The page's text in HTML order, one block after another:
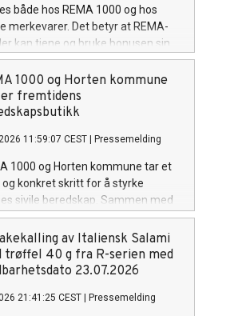
både hos REMA 1000 og hos
merkevarer. Det betyr at REMA-
kan tjene og bruke bonusen sin
fra dagligvarer til bilvask, hotell og
1000 og Horten kommune
fremtidens
11:59:07 CEST Pressemelding
1000 og Horten kommune tar et
konkret skritt for å styrke
sivile beredskap. Sammen med
i Vestfold og Telemark
gang med en pilot for en
som skal fungere selv
settes på prøve.
av Italiensk Salami
trøffel 40 g fra R-serien med
23.07.2026
21:41:25 CEST Pressemelding